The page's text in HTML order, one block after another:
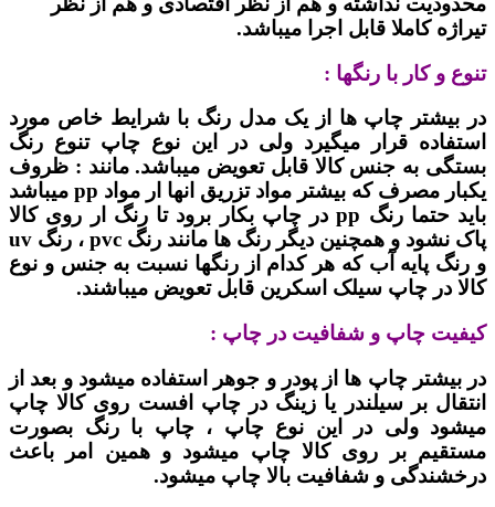
تیراژه کاملا قابل اجرا میباشد.
تنوع و کار با رنگها :
در بیشتر چاپ ها از یک مدل رنگ با شرایط خاص مورد
استفاده قرار میگیرد ولی در این نوع چاپ تنوع رنگ
بستگی به جنس کالا قابل تعویض میباشد. مانند : ظروف
یکبار مصرف که بیشتر مواد تزریق انها ار مواد pp میباشد
باید حتما رنگ pp در چاپ بکار برود تا رنگ ار روی کالا
پاک نشود و همچنین دیگر رنگ ها مانند رنگ pvc ، رنگ uv
و رنگ پایه آب که هر کدام از رنگها نسبت به جنس و نوع
کالا در چاپ سیلک اسکرین قابل تعویض میباشند.
کیفیت چاپ و شفافیت در چاپ :
در بیشتر چاپ ها از پودر و جوهر استفاده میشود و بعد از
انتقال بر سیلندر یا زینگ در چاپ افست روی کالا چاپ
میشود ولی در این نوع چاپ ، چاپ با رنگ بصورت
مستقیم بر روی کالا چاپ میشود و همین امر باعث
درخشندگی و شفافیت بالا چاپ میشود.